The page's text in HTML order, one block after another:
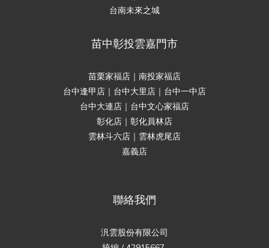
台南未來之城
苗中彰投雲嘉門市
苗栗家福店｜南投家福店
台中逢甲店｜台中大里店｜台中一中店
台中大連店｜台中文心家福店
彰化店｜彰化員林店
雲林斗六店｜雲林虎尾店
嘉義店
聯絡我們
汎雲股份有限公司